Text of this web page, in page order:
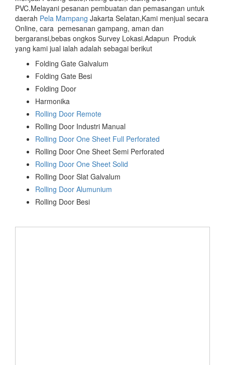
PVC.Melayani pesanan pembuatan dan pemasangan untuk
daerah Pela Mampang Jakarta Selatan,Kami menjual secara
Online, cara pemesanan gampang, aman dan
bergaransi,bebas ongkos Survey Lokasi.Adapun Produk
yang kami jual ialah adalah sebagai berikut
Folding Gate Galvalum
Folding Gate Besi
Folding Door
Harmonika
Rolling Door Remote
Rolling Door Industri Manual
Rolling Door One Sheet Full Perforated
Rolling Door One Sheet Semi Perforated
Rolling Door One Sheet Solid
Rolling Door Slat Galvalum
Rolling Door Alumunium
Rolling Door Besi